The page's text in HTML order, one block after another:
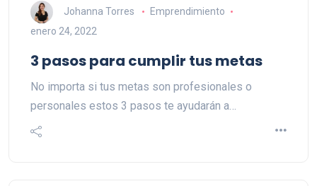
Johanna Torres
Emprendimiento
enero 24, 2022
3 pasos para cumplir tus metas
No importa si tus metas son profesionales o
personales estos 3 pasos te ayudarán a…